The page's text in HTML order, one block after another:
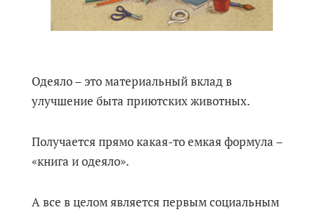
Одеяло – это материальный вклад в
улучшение быта приютских животных.
Получается прямо какая-то емкая формула –
«книга и одеяло».
А все в целом является первым социальным